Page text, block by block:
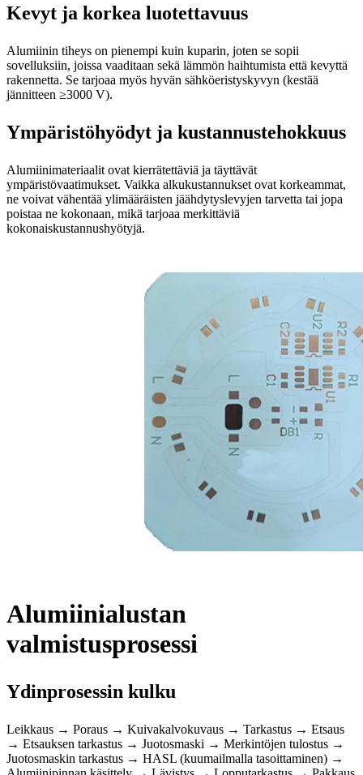
Kevyt ja korkea luotettavuus
Alumiinin tiheys on pienempi kuin kuparin, joten se sopii
sovelluksiin, joissa vaaditaan sekä lämmön haihtumista että kevyttä
rakennetta. Se tarjoaa myös hyvän sähköeristyskyvyn (kestää
jännitteen ≥3000 V).
Ympäristöhyödyt ja kustannustehokkuus
Alumiinimateriaalit ovat kierrätettäviä ja täyttävät
ympäristövaatimukset. Vaikka alkukustannukset ovat korkeammat,
ne voivat vähentää ylimääräisten jäähdytyslevyjen tarvetta tai jopa
poistaa ne kokonaan, mikä tarjoaa merkittäviä
kokonaiskustannushyötyjä.
Alumiinialustan
valmistusprosessi
Ydinprosessin kulku
Leikkaus → Poraus → Kuivakalvokuvaus → Tarkastus → Etsaus
→ Etsauksen tarkastus → Juotosmaski → Merkintöjen tulostus →
Juotosmaskin tarkastus → HASL (kuumailmalla tasoittaminen) →